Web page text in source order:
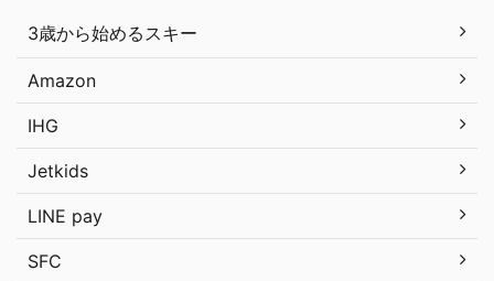
3歳から始めるスキー
Amazon
IHG
Jetkids
LINE pay
SFC